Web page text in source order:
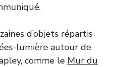
d’objets répartis
lumière autour de
comme le Mur du